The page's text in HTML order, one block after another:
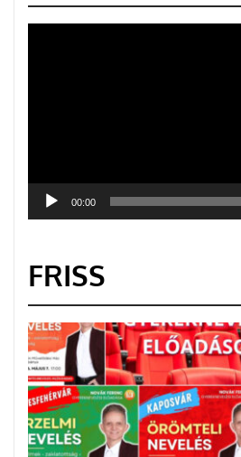
00:00
FRISS